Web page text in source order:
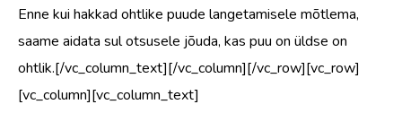
Enne kui hakkad ohtlike puude langetamisele mõtlema,
saame aidata sul otsusele jõuda, kas puu on üldse on
ohtlik.[/vc_column_text][/vc_column][/vc_row][vc_row]
[vc_column][vc_column_text]